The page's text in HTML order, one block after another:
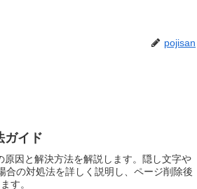
pojisan
ガイド
因と解決方法を解説します。隠し文字や
合の対処法を詳しく説明し、ページ削除後
す。